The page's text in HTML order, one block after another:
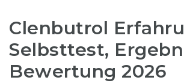
Clenbutrol
Selbsttest,
Bewertung 2026